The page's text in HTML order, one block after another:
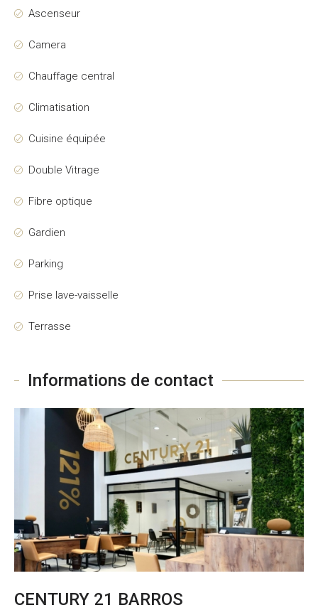
Ascenseur
Camera
Chauffage central
Climatisation
Cuisine équipée
Double Vitrage
Fibre optique
Gardien
Parking
Prise lave-vaisselle
Terrasse
Informations de contact
CENTURY 21 BARROS